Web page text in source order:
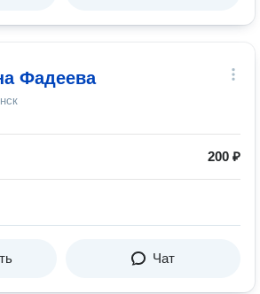
Фадеева
200 ₽
Чат